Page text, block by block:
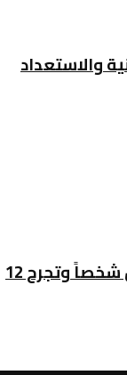
والاستعداد
غارات إسرائيلية على جنوب لبنان تقتل شخصاً وتجرح 12